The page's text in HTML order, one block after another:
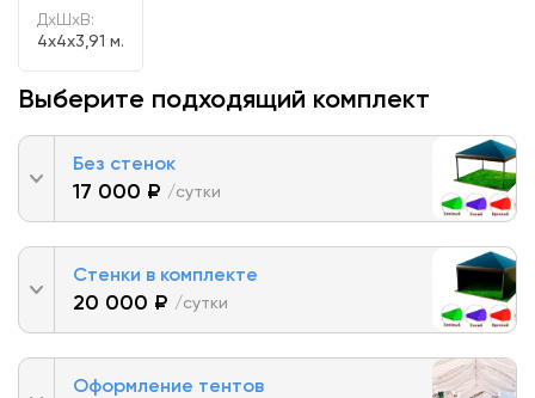
ДxШxВ:
4x4x3,91 м.
Выберите подходящий комплект
Без стенок
17 000 ₽ /сутки
Стенки в комплекте
20 000 ₽ /сутки
Оформление тентов